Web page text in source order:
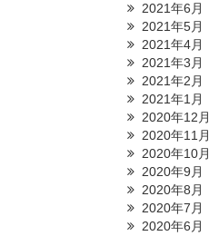
2021年6月
2021年5月
2021年4月
2021年3月
2021年2月
2021年1月
2020年12月
2020年11月
2020年10月
2020年9月
2020年8月
2020年7月
2020年6月